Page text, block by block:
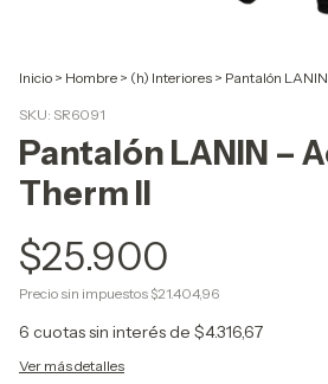
Inicio > Hombre > (h) Interiores > Pantalón
SKU: SR6091
Pantalón LANIN –
Therm II
$25.900
Precio sin impuestos $21.404,96
6 cuotas sin interés de $4.316,67
Ver más detalles